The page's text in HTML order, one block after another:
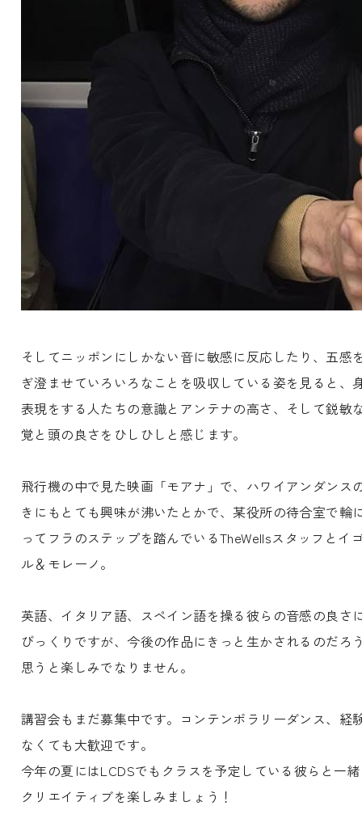
そしてニッポンにしかない音に敏感に反応したり、五感
ぎ澄ませていろいろなことを吸収している姿を見ると、
表現をする人たちの意識とアンテナの高さ、そして鋭敏
覚と頭の良さをひしひしと感じます。
飛行機の中で見た映画「モアナ」で、ハワイアンダンス
きにもとても興味が沸いたとかで、某役所の待合室で輪
ってフラのステップを踏んでいるTheWellsスタッフとイ
ル＆モレーノ。
英語、イタリア語、スペイン語を操る彼らの音感の良さ
びっくりですが、今後の作品にきっと生かされるのだろ
思うと楽しみでなりません。
講習会もまだ募集中です。コンテンポラリーダンス、経
なくても大歓迎です。
今年の夏にはLCDSでもクラスを予定している彼らと一
クリエイティブを楽しみましょう！